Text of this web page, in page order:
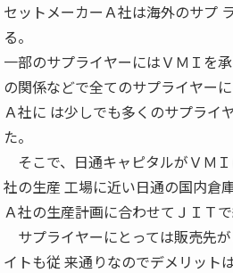
セットメーカーＡ社は海外のサプ
る。
一部のサプライヤーにはＶＭＩを
の関係などで全てのサプライヤー
Ａ社に は少しでも多くのサプライ
た。
そこで、日通キャピタルがＶＭ
社の生産 工場に近い日通の国内倉
Ａ社の生産計画に合わせてＪＩＴ
サプライヤーにとっては販売先
イトも従 来通りなのでデメリットは